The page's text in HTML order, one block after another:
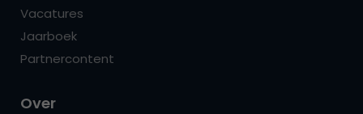
Vacatures
Jaarboek
Partnercontent
Over